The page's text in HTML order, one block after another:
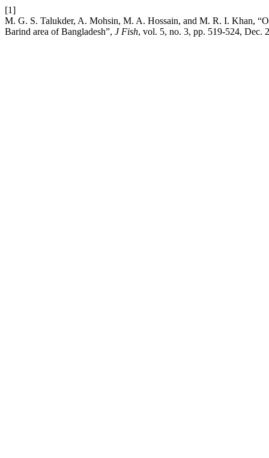
[1]
M. G. S. Talukder, A. Mohsin, M. A. Hossain, and M. R. I. Khan,
Barind area of Bangladesh”, J Fish, vol. 5, no. 3, pp. 519-524, Dec.